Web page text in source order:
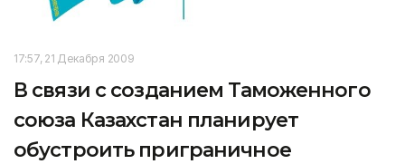
17:57, 21 Декабря 2009
В связи с созданием Таможенного
союза Казахстан планирует
обустроить приграничное